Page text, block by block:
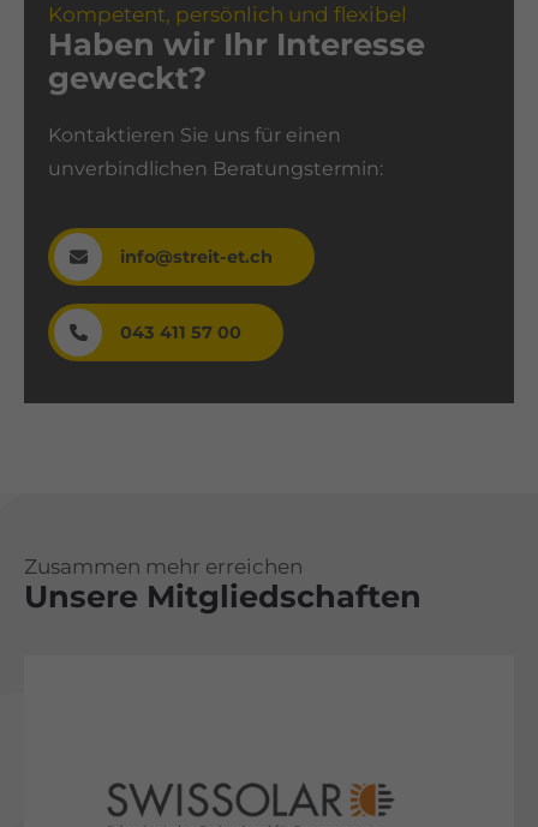
Kompetent, persönlich und flexibel
Haben wir Ihr Interesse
geweckt?
Kontaktieren Sie uns für einen
unverbindlichen Beratungstermin:
info@streit-et.ch
043 411 57 00
Zusammen mehr erreichen
Unsere Mitgliedschaften